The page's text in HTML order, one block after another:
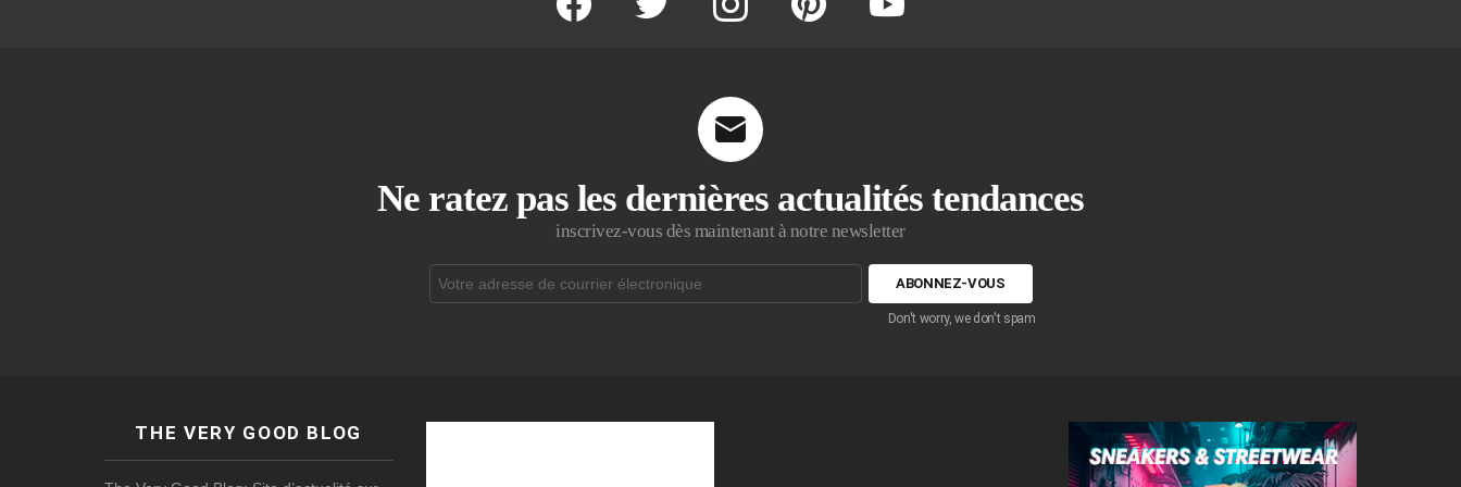
Ne ratez pas les dernières actualités tendances
inscrivez-vous dès maintenant à notre newsletter
de
courrier
Don't worry, we don't spam
THE VERY GOOD BLOG